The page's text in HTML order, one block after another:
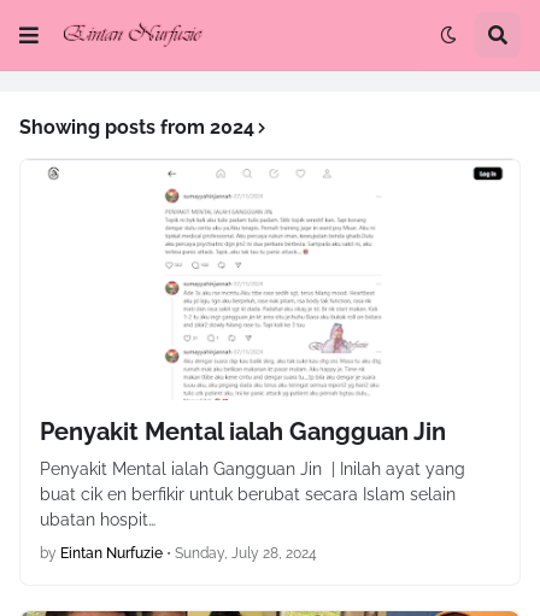
Showing posts from 2024
Penyakit Mental ialah Gangguan Jin
Penyakit Mental ialah Gangguan Jin | Inilah ayat yang
buat cik en berfikir untuk berubat secara Islam selain
ubatan hospit…
by Eintan Nurfuzie • Sunday, July 28, 2024